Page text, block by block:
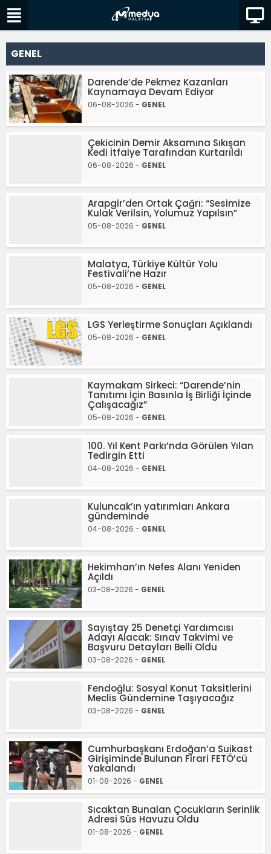
GENEL
Darende’de Pekmez Kazanları
Kaynamaya Devam Ediyor
06-08-2026 - GENEL
Çekicinin Demir Aksamına Sıkışan
Kedi İtfaiye Tarafından Kurtarıldı
06-08-2026 - GENEL
Arapgir’den Ortak Çağrı: “Sesimize
Kulak Verilsin, Yolumuz Yapılsın”
05-08-2026 - GENEL
Malatya, Türkiye Kültür Yolu
Festivali’ne Hazır
05-08-2026 - GENEL
LGS Yerleştirme Sonuçları Açıklandı
05-08-2026 - GENEL
Kaymakam Sirkeci: “Darende’nin
Tanıtımı İçin Basınla İş Birliği İçinde
Çalışacağız”
05-08-2026 - GENEL
100. Yıl Kent Parkı’nda Görülen Yılan
Tedirgin Etti
04-08-2026 - GENEL
Kuluncak’ın yatırımları Ankara
gündeminde
04-08-2026 - GENEL
Hekimhan’ın Nefes Alanı Yeniden
Açıldı
03-08-2026 - GENEL
Sayıştay 25 Denetçi Yardımcısı
Adayı Alacak: Sınav Takvimi ve
Başvuru Detayları Belli Oldu
03-08-2026 - GENEL
Fendoğlu: Sosyal Konut Taksitlerini
Meclis Gündemine Taşıyacağız
03-08-2026 - GENEL
Cumhurbaşkanı Erdoğan’a Suikast
Girişiminde Bulunan Firari FETÖ’cü
Yakalandı
01-08-2026 - GENEL
Sıcaktan Bunalan Çocukların Serinlik
Adresi Süs Havuzu Oldu
01-08-2026 - GENEL